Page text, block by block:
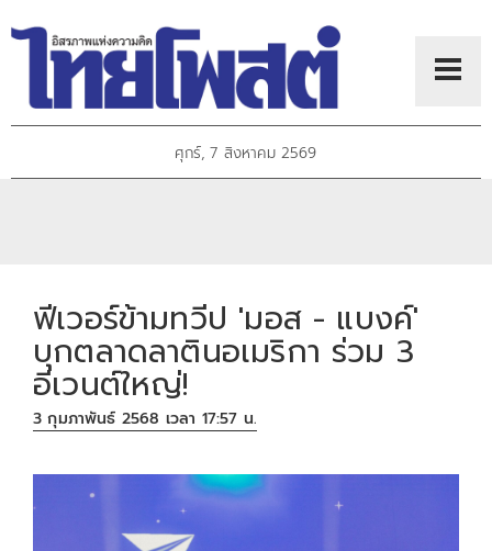
ศุกร์, 7 สิงหาคม 2569
ฟีเวอร์ข้ามทวีป 'มอส - แบงค์'
บุกตลาดลาตินอเมริกา ร่วม 3
อีเวนต์ใหญ่!
3 กุมภาพันธ์ 2568 เวลา 17:57 น.